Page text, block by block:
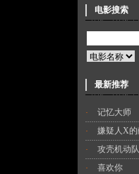
电影搜索
最新推荐
·
记忆大师
·
嫌疑人X
·
攻壳机动队
·
喜欢你